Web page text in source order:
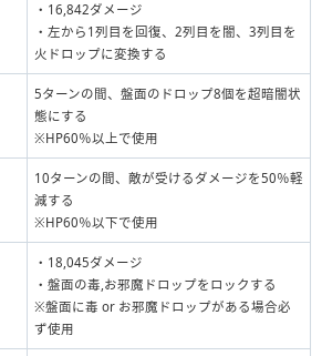
・16,842ダメージ
・左から1列目を回復、2列目を闇、3列目を
火ドロップに変換する
5ターンの間、盤面のドロップ8個を超暗闇状
態にする
※HP60％以上で使用
10ターンの間、敵が受けるダメージを50％軽
減する
※HP60％以下で使用
・18,045ダメージ
・盤面の毒,お邪魔ドロップをロックする
※盤面に毒 or お邪魔ドロップがある場合必
ず使用